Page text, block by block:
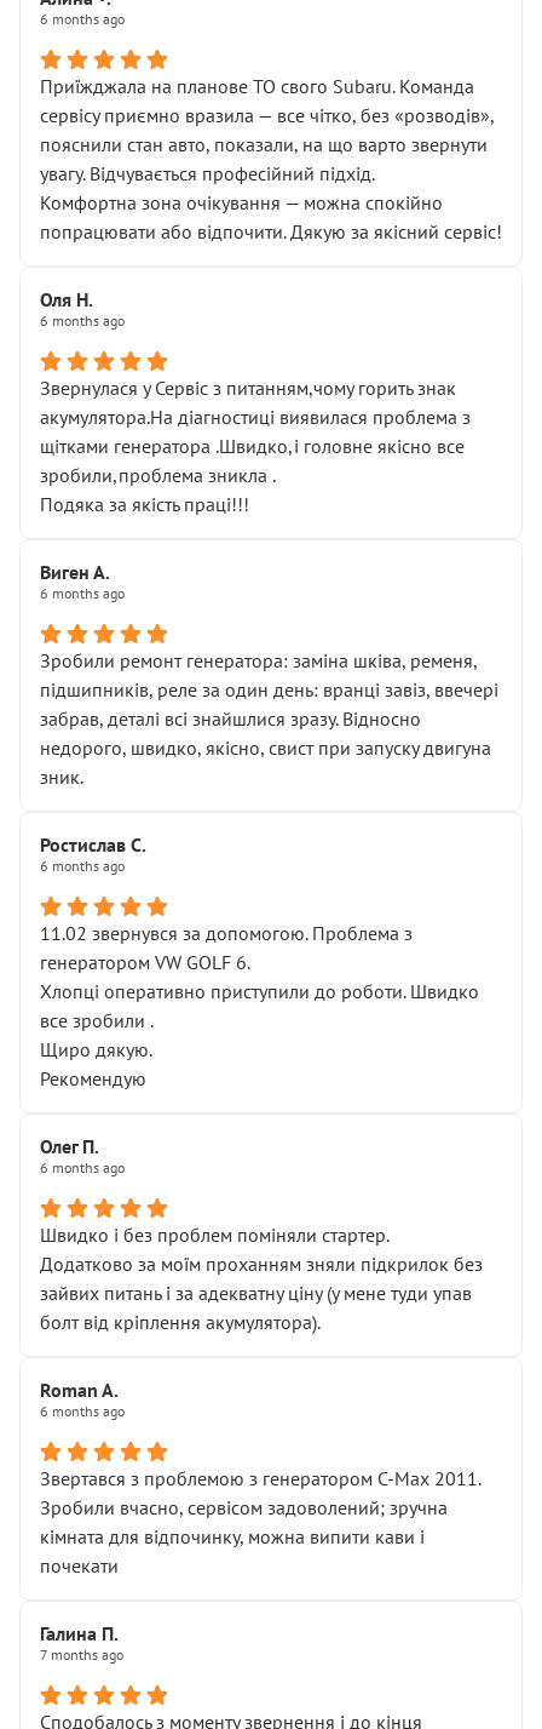
6 months ago
Приїжджала на планове ТО свого Subaru. Команда
сервісу приємно вразила — все чітко, без «розводів»,
пояснили стан авто, показали, на що варто звернути
увагу. Відчувається професійний підхід.
Комфортна зона очікування — можна спокійно
попрацювати або відпочити. Дякую за якісний сервіс!
Оля Н.
6 months ago
Звернулася у Сервіс з питанням,чому горить знак
акумулятора.На діагностиці виявилася проблема з
щітками генератора .Швидко,і головне якісно все
зробили,проблема зникла .
Подяка за якість праці!!!
Виген А.
6 months ago
Зробили ремонт генератора: заміна шківа, ременя,
підшипників, реле за один день: вранці завіз, ввечері
забрав, деталі всі знайшлися зразу. Відносно
недорого, швидко, якісно, свист при запуску двигуна
зник.
Ростислав С.
6 months ago
11.02 звернувся за допомогою. Проблема з
генератором VW GOLF 6.
Хлопці оперативно приступили до роботи. Швидко
все зробили .
Щиро дякую.
Рекомендую
Олег П.
6 months ago
Швидко і без проблем поміняли стартер.
Додатково за моїм проханням зняли підкрилок без
зайвих питань і за адекватну ціну (у мене туди упав
болт від кріплення акумулятора).
Roman A.
6 months ago
Звертався з проблемою з генератором C-Max 2011.
Зробили вчасно, сервісом задоволений; зручна
кімната для відпочинку, можна випити кави і
почекати
Галина П.
7 months ago
Сподобалось з моменту звернення і до кінця